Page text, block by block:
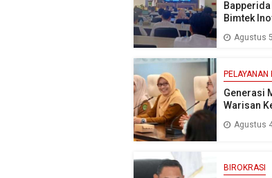
Bimtek
Agustus
PELAYANAN
Generasi
Warisan
Agustus
BIROKRASI